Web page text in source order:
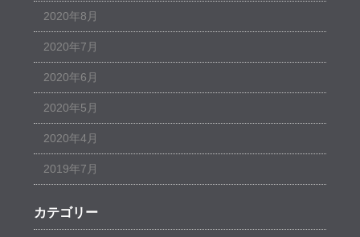
2020年8月
2020年7月
2020年6月
2020年5月
2020年4月
2019年7月
カテゴリー